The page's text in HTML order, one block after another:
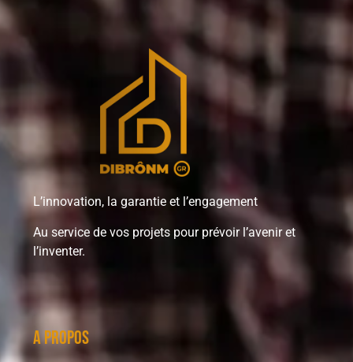
L’innovation, la garantie et l’engagement
Au service de vos projets pour prévoir l’avenir et
l’inventer.
A propos